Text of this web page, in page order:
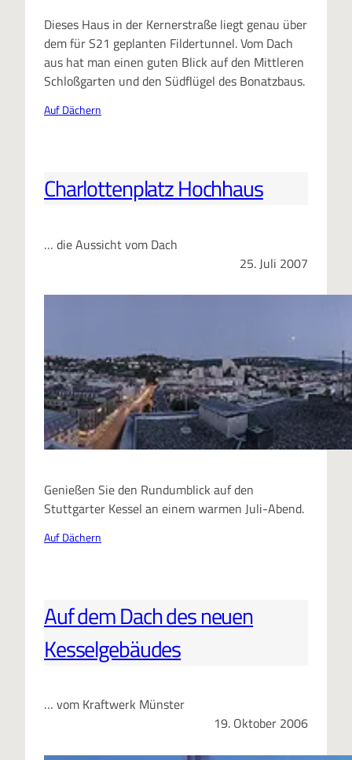
Dieses Haus in der Kernerstraße liegt genau über
dem für S21 geplanten Fildertunnel. Vom Dach
aus hat man einen guten Blick auf den Mittleren
Schloßgarten und den Südflügel des Bonatzbaus.
Auf Dächern
Charlottenplatz Hochhaus
… die Aussicht vom Dach
25. Juli 2007
Genießen Sie den Rundumblick auf den
Stuttgarter Kessel an einem warmen Juli-Abend.
Auf Dächern
Auf dem Dach des neuen
Kesselgebäudes
… vom Kraftwerk Münster
19. Oktober 2006